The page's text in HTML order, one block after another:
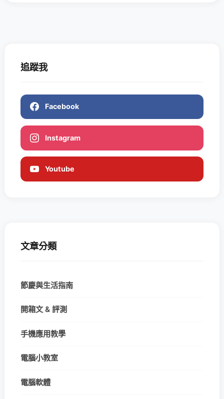
追蹤我
Facebook
Instagram
Youtube
文章分類
節慶與生活指南
開箱文 & 評測
手機應用教學
電腦小教室
電腦軟體